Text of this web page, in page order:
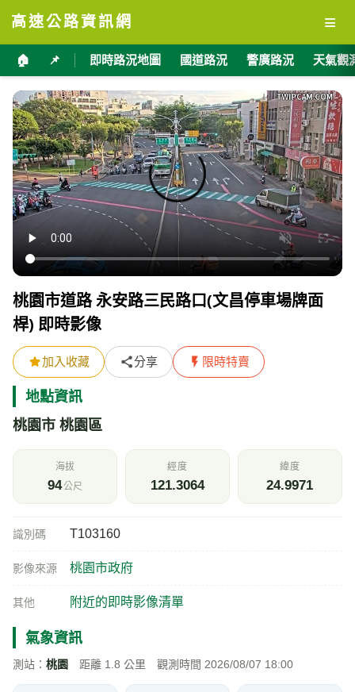
高速公路資訊網 ≡
🏠 📌 即時路況地圖 國道路況 警廣路況 天氣觀
桃園市道路 永安路三民路口(文昌停車場牌面
桿) 即時影像
加入收藏 分享 限時特賣
地點資訊
桃園市 桃園區
海拔
94公尺
經度
121.3064
緯度
24.9971
識別碼 T103160
影像來源 桃園市政府
其他 附近的即時影像清單
氣象資訊
測站： 桃園 距離 1.8 公里 觀測時間 2026/08/07 18:00